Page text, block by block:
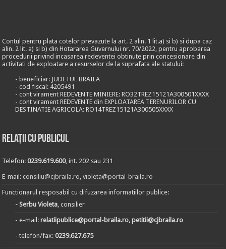
Contul pentru plata cotelor prevazute la art. 2 alin. 1 lit.a) si b) si dupa caz
alin. 2 lit. a) si b) din Hotararea Guvernului nr. 70/2022, pentru aprobarea
procedurii privind incasarea redeventei obtinute prin concesionare din
activitati de exploatare a resurselor de la suprafata ale statului:
- beneficiar: JUDETUL BRAILA
- cod fiscal: 4205491
- cont virament REDEVENTE MINIERE: RO32TREZ15121A300501XXXX
- cont virament REDEVENTE din EXPLOATAREA TERENURILOR CU
DESTINATIE AGRICOLA: RO14TREZ15121A300505XXXX
Relații cu publicul
Telefon:0239.619.600, int. 202 sau 231
E-mail:consiliu@cjbraila.ro ,violeta@portal-braila.ro
Functionarul resposabil cu difuzarea informatiilor publice:
- Serbu Violeta , consilier
- e-mail:relatiipublice@portal-braila.ro, petitii@cjbraila.ro
- telefon/fax:0239.627.675